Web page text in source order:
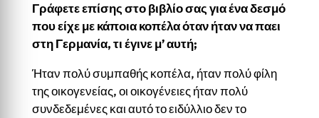
Γράφετε επίσης στο βιβλίο σας για ένα δεσμό
που είχε με κάποια κοπέλα όταν ήταν να παει
στη Γερμανία, τι έγινε μ’ αυτή;
Ήταν πολύ συμπαθής κοπέλα, ήταν πολύ φίλη
της οικογενείας, οι οικογένειες ήταν πολύ
συνδεδεμένες και αυτό το ειδύλλιο δεν το